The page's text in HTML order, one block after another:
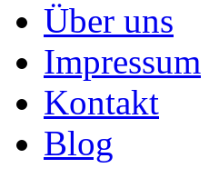
Über uns
Impressum
Kontakt
Blog